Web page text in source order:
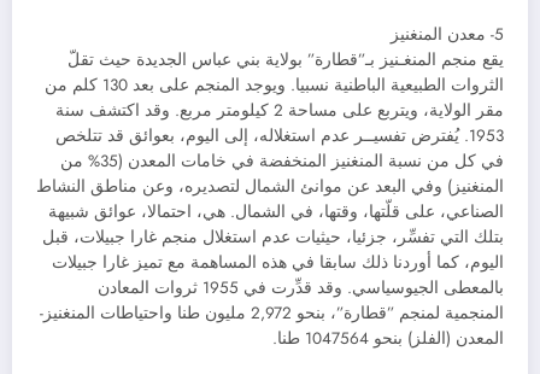
5- معدن المنغنيز
يقع منجم المنغـنيز بـ”قطارة” بولاية بني عباس الجديدة حيث تقلّ
الثروات الطبيعية الباطنية نسبيا. ويوجد المنجم على بعد 130 كلم من
مقر الولاية، ويتربع على مساحة 2 كيلومتر مربع. وقد اكتشف سنة
1953. يُفترض تفسيــر عدم استغلاله، إلى اليوم، بعوائق قد تتلخص
في كل من نسبة المنغنيز المنخفضة في خامات المعدن (35% من
المنغنيز) وفي البعد عن موانئ الشمال لتصديره، وعن مناطق النشاط
الصناعي، على قلّتها، وقتها، في الشمال. هي، احتمالا، عوائق شبيهة
بتلك التي تفسِّر، جزئيا، حيثيات عدم استغلال منجم غارا جبيلات، قبل
اليوم، كما أوردنا ذلك سابقا في هذه المساهمة مع تميز غارا جبيلات
بالمعطى الجيوسياسي. وقد قدِّرت في 1955 ثروات المعادن
المنجمية لمنجم ”قطارة”، بنحو 2,972 مليون طنا واحتياطات المنغنيز-
المعدن (الفلز) بنحو 1047564 طنا.